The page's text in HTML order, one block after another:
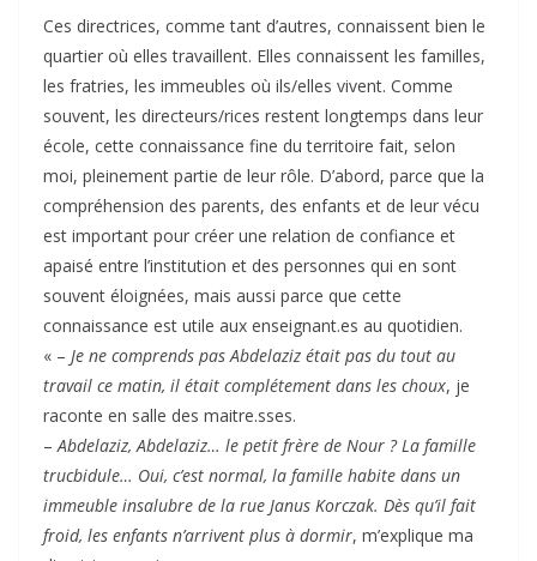
Ces directrices, comme tant d’autres, connaissent bien le
quartier où elles travaillent. Elles connaissent les familles,
les fratries, les immeubles où ils/elles vivent. Comme
souvent, les directeurs/rices restent longtemps dans leur
école, cette connaissance fine du territoire fait, selon
moi, pleinement partie de leur rôle. D’abord, parce que la
compréhension des parents, des enfants et de leur vécu
est important pour créer une relation de confiance et
apaisé entre l’institution et des personnes qui en sont
souvent éloignées, mais aussi parce que cette
connaissance est utile aux enseignant.es au quotidien.
« – Je ne comprends pas Abdelaziz était pas du tout au
travail ce matin, il était complétement dans les choux, je
raconte en salle des maitre.sses.
–Abdelaziz, Abdelaziz… le petit frère de Nour ? La famille
trucbidule… Oui, c’est normal, la famille habite dans un
immeuble insalubre de la rue Janus Korczak. Dès qu’il fait
froid, les enfants n’arrivent plus à dormir, m’explique ma